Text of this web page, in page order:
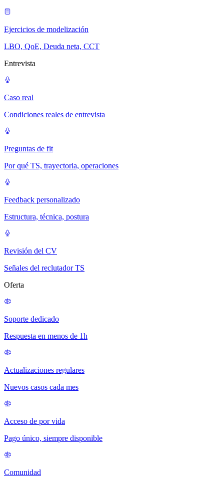
Ejercicios de modelización
LBO, QoE, Deuda neta, CCT
Entrevista
Caso real
Condiciones reales de entrevista
Preguntas de fit
Por qué TS, trayectoria, operaciones
Feedback personalizado
Estructura, técnica, postura
Revisión del CV
Señales del reclutador TS
Oferta
Soporte dedicado
Respuesta en menos de 1h
Actualizaciones regulares
Nuevos casos cada mes
Acceso de por vida
Pago único, siempre disponible
Comunidad